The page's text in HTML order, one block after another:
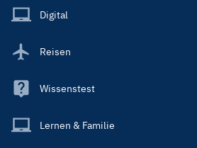
Main
Digital
Reisen
Wissenstest
Lernen & Familie